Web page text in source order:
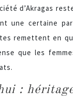
d’Akragas
une certaine
remettent en
que les
: